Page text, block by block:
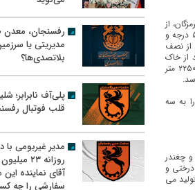
از
خاور با سیستان و بلوچستان و از باختر با استان فارس همسایه است. این استان از نظر جغرافیایی بین ۵۵ درجه و
ی درازای خاوری از نصف
یکی از پهناورترین استان های ایران است که حدود ۱۱ درصد از خاک
ایران را در بر گرفته است. این استان یكی از مرتفع ترین استان های كشوربوده و شهرستان بافت آن با ۲۲۵۰ متر
به سه
و چغندر
درختی و
می
رفسنجان، معدن
مدیریتی یا
بلاتصدی‌ها؟
پلی‌آف نابرابر؛
قلب فوتبال
مدیر غیربومی با
روزانه ۲۳
آقای نماینده این
سفارشی را چه